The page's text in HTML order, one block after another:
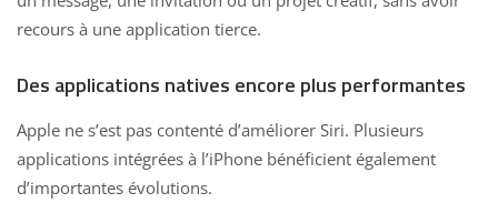
recours à une application tierce.
Des applications natives encore plus performantes
Apple ne s’est pas contenté d’améliorer Siri. Plusieurs
applications intégrées à l’iPhone bénéficient également
d’importantes évolutions.